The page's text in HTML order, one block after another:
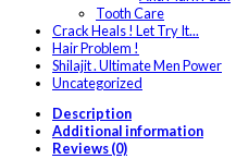
Tooth Care
Crack Heals ! Let Try It...
Hair Problem !
Shilajit . Ultimate Men Power
Uncategorized
Description
Additional information
Reviews (0)